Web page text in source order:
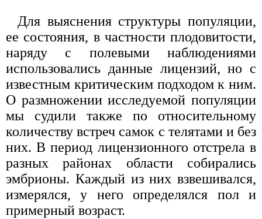
Для выяснения структуры популяции,
ее состояния, в частности плодовитости,
наряду с полевыми наблюдениями
использовались данные лицензий, но с
известным критическим подходом к ним.
О размножении исследуемой популяции
мы судили также по относительному
количеству встреч самок с телятами и без
них. В период лицензионного отстрела в
разных районах области собирались
эмбрионы. Каждый из них взвешивался,
измерялся, у него определялся пол и
примерный возраст.